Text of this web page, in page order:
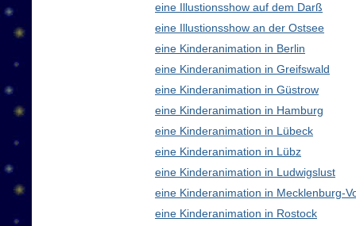
eine Illustionsshow auf dem Darß
eine Illustionsshow an der Ostsee
eine Kinderanimation in Berlin
eine Kinderanimation in Greifswald
eine Kinderanimation in Güstrow
eine Kinderanimation in Hamburg
eine Kinderanimation in Lübeck
eine Kinderanimation in Lübz
eine Kinderanimation in Ludwigslust
eine Kinderanimation in Mecklenburg-
eine Kinderanimation in Rostock